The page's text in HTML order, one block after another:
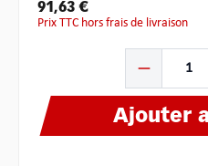
91,63 €
Prix TTC hors frais de livraison
Ajouter